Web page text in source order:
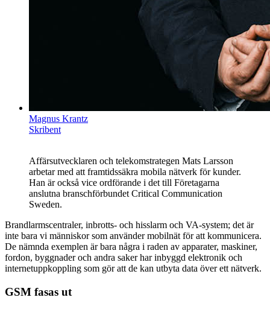
Magnus Krantz
Skribent
Affärsutvecklaren och telekomstrategen Mats Larsson
arbetar med att framtidssäkra mobila nätverk för kunder.
Han är också vice ordförande i det till Företagarna
anslutna branschförbundet Critical Communication
Sweden.
Brandlarmscentraler, inbrotts- och hisslarm och VA-system; det är
inte bara vi människor som använder mobilnät för att kommunicera.
De nämnda exemplen är bara några i raden av apparater, maskiner,
fordon, byggnader och andra saker har inbyggd elektronik och
internetuppkoppling som gör att de kan utbyta data över ett nätverk.
GSM fasas ut